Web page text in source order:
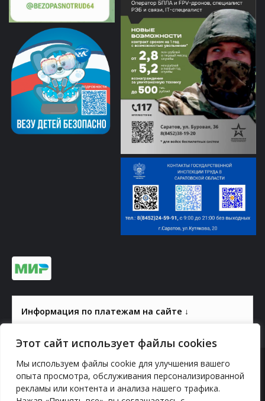
Этот сайт использует файлы cookies
Мы используем файлы cookie для улучшения вашего
опыта просмотра, обслуживания персонализированной
рекламы или контента и анализа нашего трафика.
Информация по платежам на сайте ↓
© 2000-2026, ГАУК СОМ КВЦ
Политика конфиденциальности